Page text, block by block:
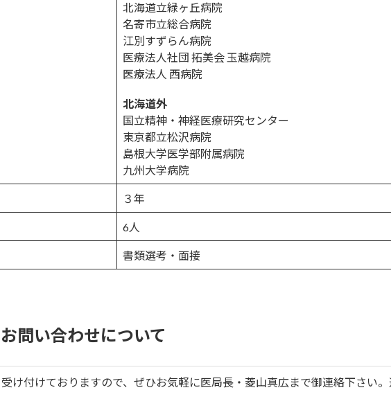
北海道立緑ヶ丘病院
名寄市立総合病院
江別すずらん病院
医療法人社団 拓美会 玉越病院
医療法人 西病院
北海道外
国立精神・神経医療研究センター
東京都立松沢病院
島根大学医学部附属病院
九州大学病院
３年
6人
書類選考・面接
問い合わせについて
け付けておりますので、ぜひお気軽に医局長・菱山真広まで御連絡下さい